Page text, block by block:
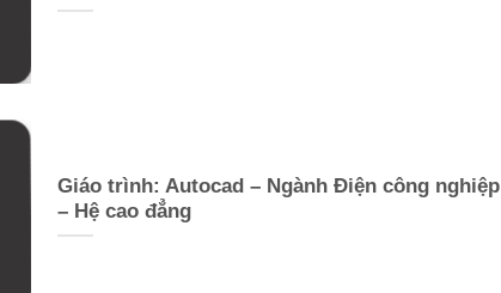
Giáo trình: Autocad – Ngành Điện công nghiệp
– Hệ cao đẳng